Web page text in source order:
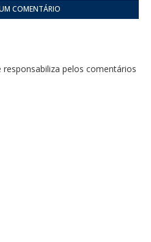
COMENTÁRIO
pelos comentários